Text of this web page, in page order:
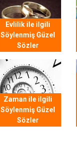
Evlilik ile ilgili
Söylenmiş Güzel
Sözler
Zaman ile ilgili
Söylenmiş Güzel
Sözler